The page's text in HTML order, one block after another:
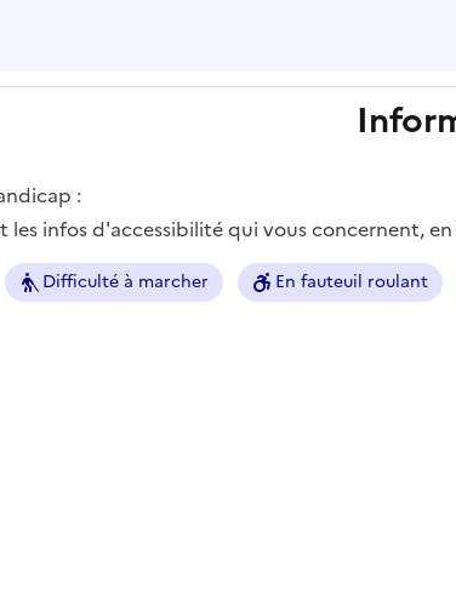
:
les infos d'accessibilité qui vous concernent,
Difficulté à marcher En fauteuil roulant